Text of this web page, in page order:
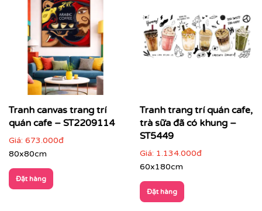
Tranh canvas trang trí
quán cafe – ST2209114
Giá: 673.000đ
80x80cm
Đặt hàng
Tranh trang trí quán cafe,
trà sữa đã có khung –
ST5449
Giá: 1.134.000đ
60x180cm
Đặt hàng